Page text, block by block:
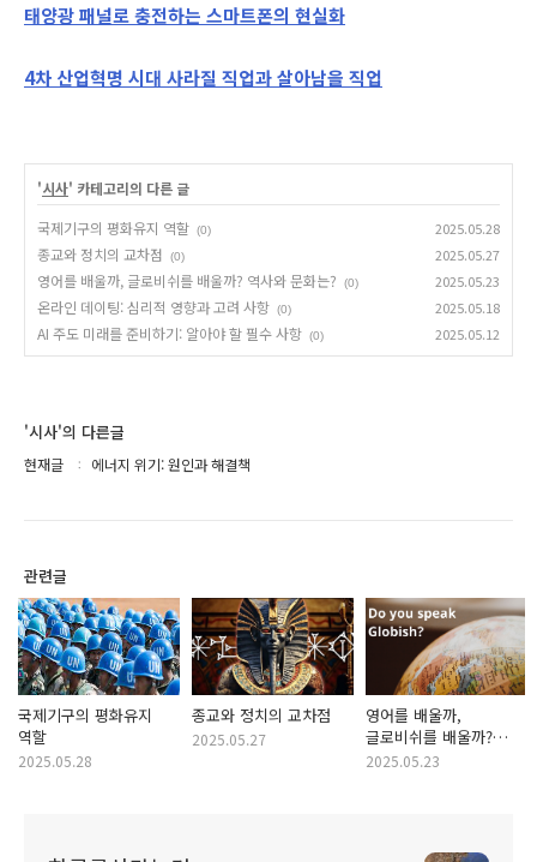
태양광 패널로 충전하는 스마트폰의 현실화
4차 산업혁명 시대 사라질 직업과 살아남을 직업
'시사' 카테고리의 다른 글
국제기구의 평화유지 역할 (0) 2025.05.28
종교와 정치의 교차점 (0) 2025.05.27
영어를 배울까, 글로비쉬를 배울까? 역사와 문화는? (0) 2025.05.23
온라인 데이팅: 심리적 영향과 고려 사항 (0) 2025.05.18
AI 주도 미래를 준비하기: 알아야 할 필수 사항 (0) 2025.05.12
'시사'의 다른글
현재글 에너지 위기: 원인과 해결책
관련글
국제기구의 평화유지
역할
2025.05.28
종교와 정치의 교차점
2025.05.27
영어를 배울까,
글로비쉬를 배울까?
역사와 문화는?
2025.05.23